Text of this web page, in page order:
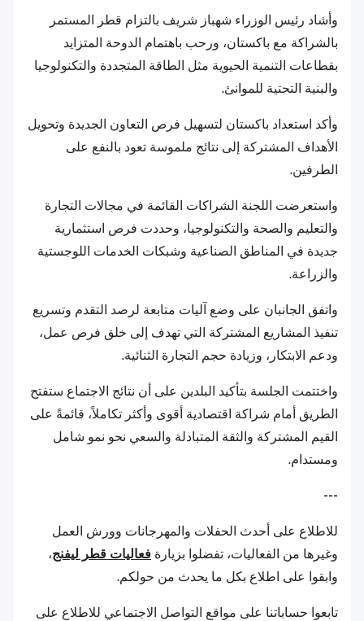
وأشاد رئيس الوزراء شهباز شريف بالتزام قطر المستمر
بالشراكة مع باكستان، ورحب باهتمام الدوحة المتزايد
بقطاعات التنمية الحيوية مثل الطاقة المتجددة والتكنولوجيا
والبنية التحتية للموانئ.
وأكد استعداد باكستان لتسهيل فرص التعاون الجديدة وتحويل
الأهداف المشتركة إلى نتائج ملموسة تعود بالنفع على
الطرفين.
واستعرضت اللجنة الشراكات القائمة في مجالات التجارة
والتعليم والصحة والتكنولوجيا، وحددت فرص استثمارية
جديدة في المناطق الصناعية وشبكات الخدمات اللوجستية
والزراعة.
واتفق الجانبان على وضع آليات متابعة لرصد التقدم وتسريع
تنفيذ المشاريع المشتركة التي تهدف إلى خلق فرص عمل،
ودعم الابتكار، وزيادة حجم التجارة الثنائية.
واختتمت الجلسة بتأكيد البلدين على أن نتائج الاجتماع ستفتح
الطريق أمام شراكة اقتصادية أقوى وأكثر تكاملاً، قائمةً على
القيم المشتركة والثقة المتبادلة والسعي نحو نمو شامل
ومستدام.
---
للاطلاع على أحدث الحفلات والمهرجانات وورش العمل
وغيرها من الفعاليات، تفضلوا بزيارة فعاليات قطر ليفنج،
وابقوا على اطلاع بكل ما يحدث من حولكم.
تابعوا حساباتنا على مواقع التواصل الاجتماعي للاطلاع على